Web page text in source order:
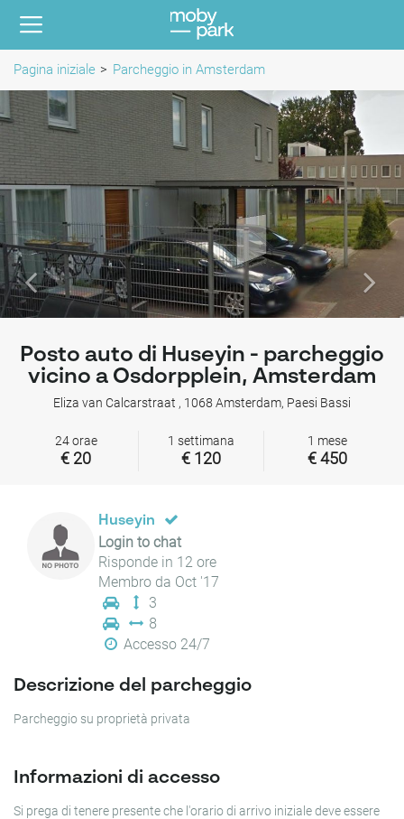
Pagina iniziale Parcheggio in Amsterdam
Posto auto di Huseyin - parcheggio
vicino a Osdorpplein, Amsterdam
Eliza van Calcarstraat , 1068 Amsterdam, Paesi Bassi
24 orae
€ 20
1 settimana
€ 120
1 mese
€ 450
Huseyin
Login to chat
Risponde in 12 ore
Membro da Oct '17
3
8
Accesso 24/7
Descrizione del parcheggio
Parcheggio su proprietà privata
Informazioni di accesso
Si prega di tenere presente che l'orario di arrivo iniziale deve essere